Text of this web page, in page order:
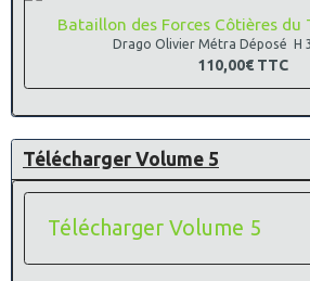
Bataillon des Forces Côtières du
Drago Olivier Métra Déposé H
110,00€ TTC
Télécharger Volume 5
Télécharger Volume 5